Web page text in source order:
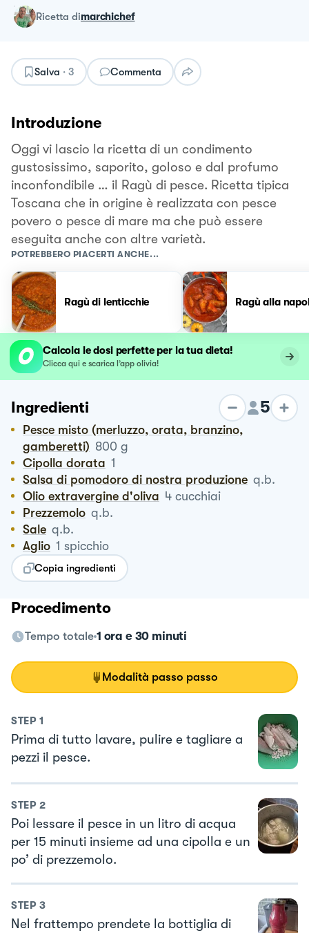
ricetta dimarchichef
Salva · 3 Commenta
Introduzione
Oggi vi lascio la ricetta di un condimento
gustosissimo, saporito, goloso e dal profumo
inconfondibile … il Ragù di pesce. Ricetta tipica
Toscana che in origine è realizzata con pesce
povero o pesce di mare ma che può essere
eseguita anche con altre varietà.
POTREBBERO PIACERTI ANCHE...
Ragù di lenticchie Ragù alla
Calcola le dosi perfette per la tua dieta!
Clicca qui e scarica l’app olivia!
Ingredienti 5
Pesce misto (merluzzo, orata, branzino,
gamberetti) 800 g
Cipolla dorata 1
Salsa di pomodoro di nostra produzione q.b.
Olio extravergine d'oliva 4 cucchiai
Prezzemolo q.b.
Sale q.b.
Aglio 1 spicchio
Copia ingredienti
Procedimento
Tempo totale 1 ora e 30 minuti
Modalità passo passo
STEP 1
Prima di tutto lavare, pulire e tagliare a
pezzi il pesce.
STEP 2
Poi lessare il pesce in un litro di acqua
per 15 minuti insieme ad una cipolla e un
po’ di prezzemolo.
STEP 3
Nel frattempo prendete la bottiglia di